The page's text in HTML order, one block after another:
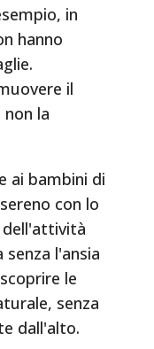
in
hanno
il
la
ai bambini di
con lo
l'ansia
le
senza
dall'alto.